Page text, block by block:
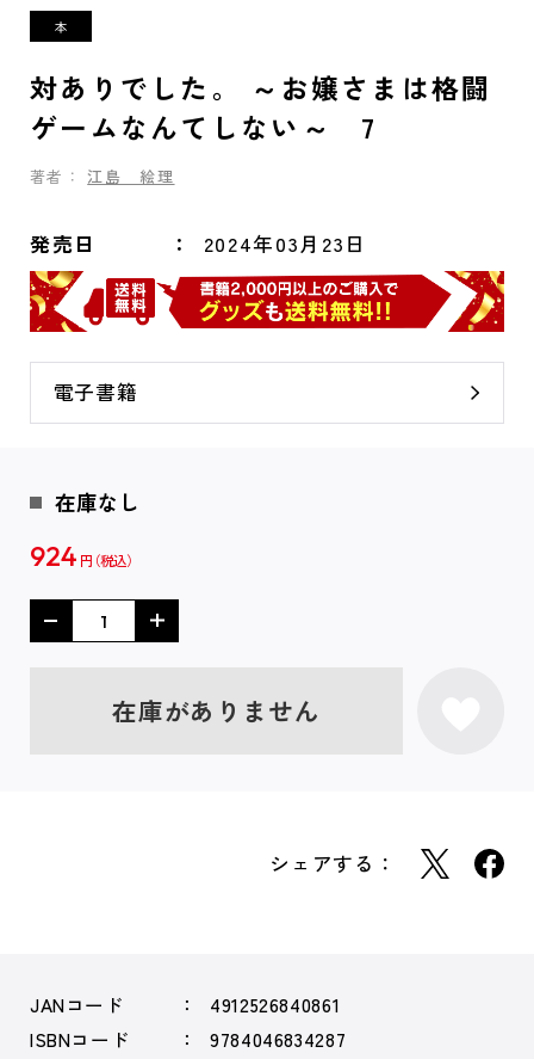
対ありでした。 ～お嬢さまは格闘
ゲームなんてしない～ 7
著者： 江島 絵理
発売日 2024年03月23日
電子書籍
在庫なし
924 円
在庫がありません
シェアする：
JANコード
4912526840861
ISBNコード
9784046834287